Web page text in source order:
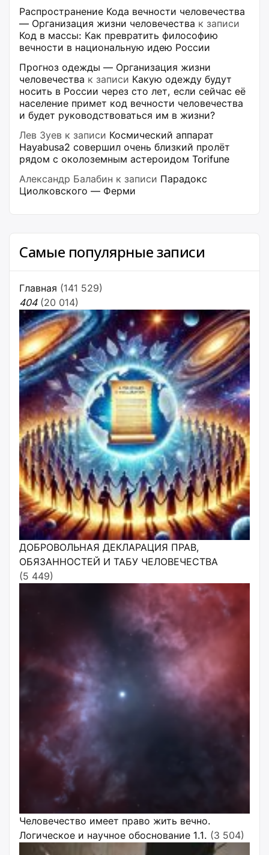
Распространение Кода вечности человечества
— Организация жизни человечества к записи
Код в массы: Как превратить философию
вечности в национальную идею России
Прогноз одежды — Организация жизни
человечества к записи Какую одежду будут
носить в России через сто лет, если сейчас её
население примет код вечности человечества
и будет руководствоваться им в жизни?
Лев Зуев к записи Космический аппарат
Hayabusa2 совершил очень близкий пролёт
рядом с околоземным астероидом Torifune
Александр Балабин к записи Парадокс
Циолковского — Ферми
Самые популярные записи
Главная (141 529)
404 (20 014)
ДОБРОВОЛЬНАЯ ДЕКЛАРАЦИЯ ПРАВ,
ОБЯЗАННОСТЕЙ И ТАБУ ЧЕЛОВЕЧЕСТВА
(5 449)
Человечество имеет право жить вечно.
Логическое и научное обоснование 1.1. (3 504)